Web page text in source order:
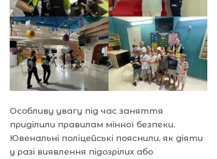
Особливу увагу під час заняття
приділили правилам мінної безпеки.
Ювенальні поліцейські пояснили, як діяти
у разі виявлення підозрілих або